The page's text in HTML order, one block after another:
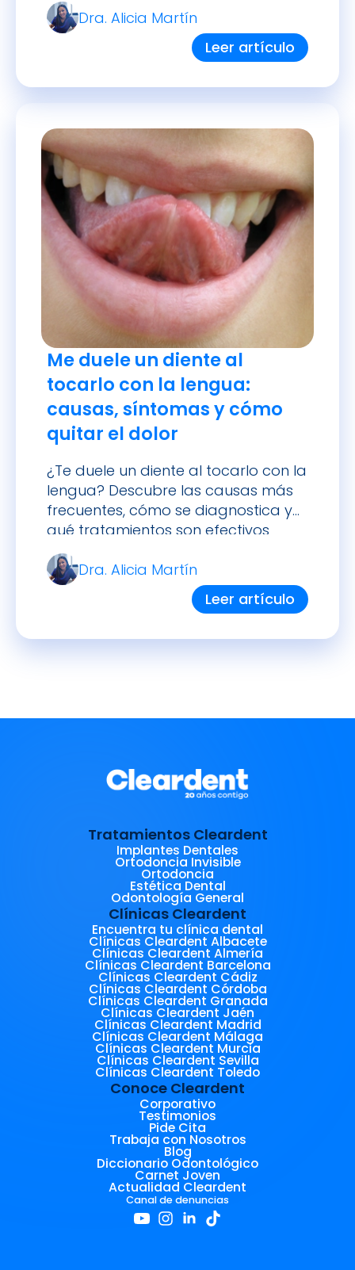
Dra. Alicia Martín
Leer artículo
Me duele un diente al
tocarlo con la lengua:
causas, síntomas y cómo
quitar el dolor
¿Te duele un diente al tocarlo con la
lengua? Descubre las causas más
frecuentes, cómo se diagnostica y
qué tratamientos son efectivos
para aliviar el dolor.
Dra. Alicia Martín
Leer artículo
Tratamientos Cleardent
Implantes Dentales
Ortodoncia Invisible
Ortodoncia
Estética Dental
Odontología General
Clínicas Cleardent
Encuentra tu clínica dental
Clínicas Cleardent Albacete
Clínicas Cleardent Almería
Clínicas Cleardent Barcelona
Clínicas Cleardent Cádiz
Clínicas Cleardent Córdoba
Clínicas Cleardent Granada
Clínicas Cleardent Jaén
Clínicas Cleardent Madrid
Clínicas Cleardent Málaga
Clínicas Cleardent Murcia
Clínicas Cleardent Sevilla
Clínicas Cleardent Toledo
Conoce Cleardent
Corporativo
Testimonios
Pide Cita
Trabaja con Nosotros
Blog
Diccionario Odontológico
Carnet Joven
Actualidad Cleardent
Canal de denuncias